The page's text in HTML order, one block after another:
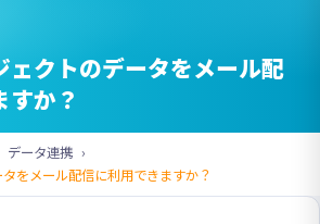
ェクトのデータをメール配
か？
データ連携
をメール配信に利用できますか？